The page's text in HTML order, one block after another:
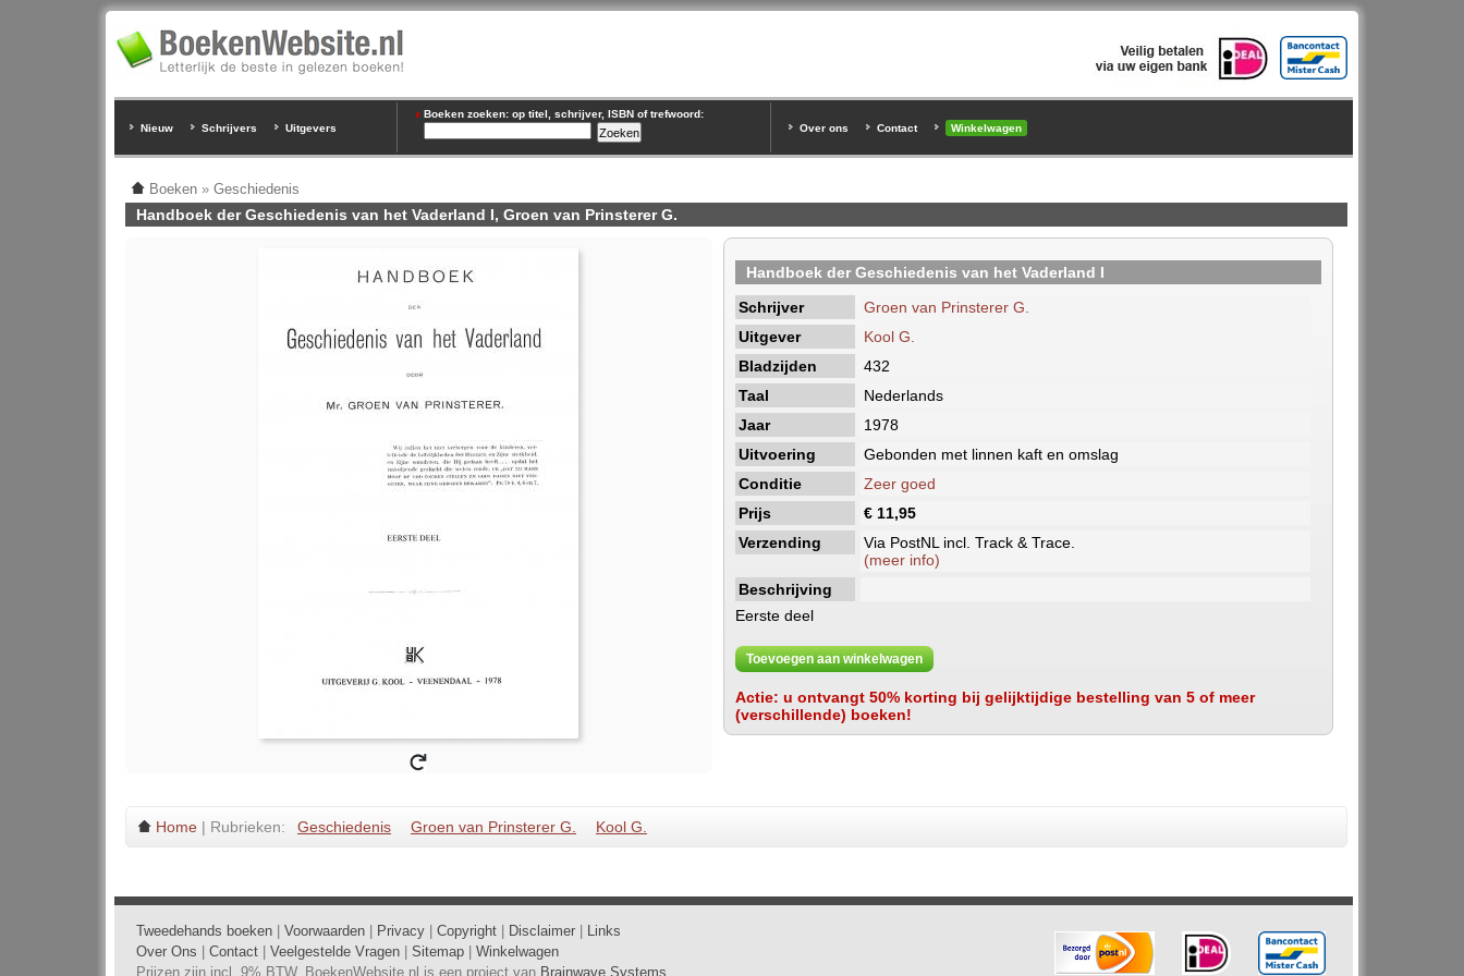
Nieuw Schrijvers Uitgevers
Boeken zoeken: op titel, schrijver, ISBN of trefwoord:
Over ons
Contact Winkelwagen
Boeken » Geschiedenis
Handboek der Geschiedenis van het Vaderland I, Groen van Prinsterer G.
Handboek der Geschiedenis van het Vaderland I
Schrijver
Groen van Prinsterer G.
Uitgever
Kool G.
Bladzijden
432
Taal
Nederlands
Jaar
1978
Uitvoering
Gebonden met linnen kaft en omslag
Conditie
Zeer goed
Prijs
€ 11,95
Verzending
Via PostNL incl. Track & Trace.
(meer info)
Beschrijving
Eerste deel
Toevoegen aan winkelwagen
Actie: u ontvangt 50% korting bij gelijktijdige bestelling van 5 of meer
(verschillende) boeken!
Home | Rubrieken: Geschiedenis Groen van Prinsterer G. Kool G.
Tweedehands boeken Voorwaarden Privacy Copyright Disclaimer
Links
Over Ons
Contact Veelgestelde Vragen Sitemap
Winkelwagen
Prijzen zijn incl. 9% BTW. BoekenWebsite.nl is een project van Brainwave Systems